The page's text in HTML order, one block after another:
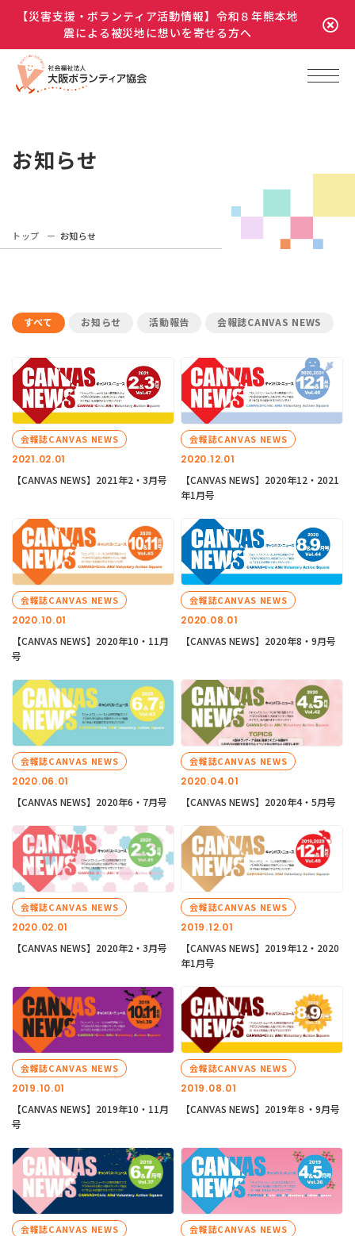
【災害支援・ボランティア活動情報】令和８年熊本地
震による被災地に想いを寄せる方へ
お知らせ
トップ お知らせ
すべて お知らせ 活動報告 会報誌CANVAS NEWS
2021.02.01
会報誌CANVAS NEWS
【CANVAS NEWS】2021年2・3月号
2020.12.01
会報誌CANVAS NEWS
【CANVAS NEWS】2020年12・2021
年1月号
2020.10.01
会報誌CANVAS NEWS
【CANVAS NEWS】2020年10・11月
号
2020.08.01
会報誌CANVAS NEWS
【CANVAS NEWS】2020年8・9月号
2020.06.01
会報誌CANVAS NEWS
【CANVAS NEWS】2020年6・7月号
2020.04.01
会報誌CANVAS NEWS
【CANVAS NEWS】2020年4・5月号
2020.02.01
会報誌CANVAS NEWS
【CANVAS NEWS】2020年2・3月号
2019.12.01
会報誌CANVAS NEWS
【CANVAS NEWS】2019年12・2020
年1月号
2019.10.01
会報誌CANVAS NEWS
【CANVAS NEWS】2019年10・11月
号
2019.08.01
会報誌CANVAS NEWS
【CANVAS NEWS】2019年８・9月号
会報誌CANVAS NEWS 会報誌CANVAS NEWS